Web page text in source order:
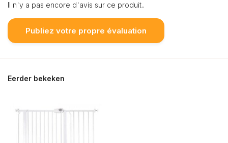
Il n'y a pas encore d'avis sur ce produit..
Publiez votre propre évaluation
Eerder bekeken